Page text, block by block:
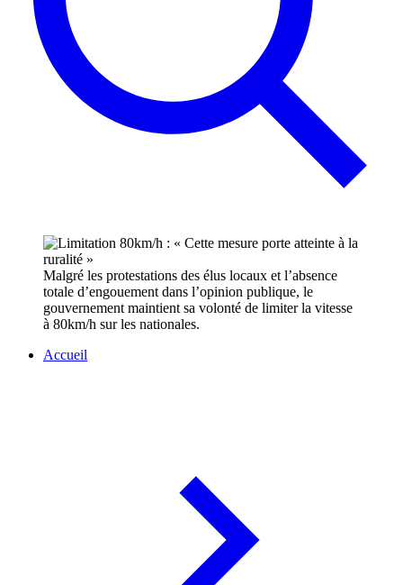
Malgré les protestations des élus locaux et l’absence
totale d’engouement dans l’opinion publique, le
gouvernement maintient sa volonté de limiter la vitesse
à 80km/h sur les nationales.
Accueil